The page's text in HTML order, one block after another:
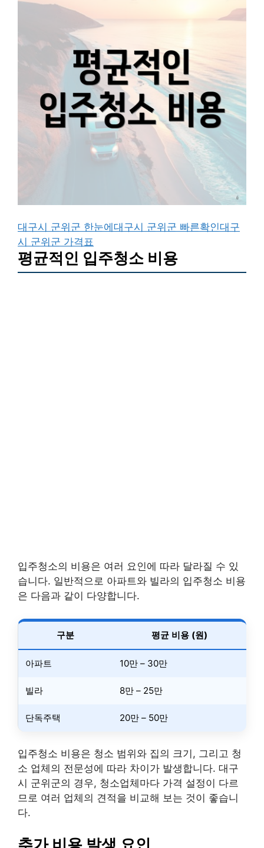
대구시 군위군 한눈에대구시 군위군 빠른확인대구
시 군위군 가격표
평균적인 입주청소 비용
입주청소의 비용은 여러 요인에 따라 달라질 수 있
습니다. 일반적으로 아파트와 빌라의 입주청소 비용
은 다음과 같이 다양합니다.
구분 평균 비용 (원)
아파트 10만 – 30만
빌라 8만 – 25만
단독주택 20만 – 50만
입주청소 비용은 청소 범위와 집의 크기, 그리고 청
소 업체의 전문성에 따라 차이가 발생합니다. 대구
시 군위군의 경우, 청소업체마다 가격 설정이 다르
므로 여러 업체의 견적을 비교해 보는 것이 좋습니
다.
추가 비용 발생 요인